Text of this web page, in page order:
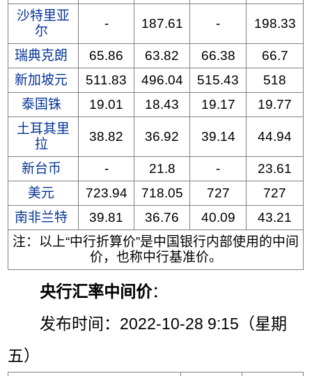
沙特里亚
尔
- 187.61 - 198.33
瑞典克朗 65.86 63.82 66.38
66.7
新加坡元
511.83 496.04 515.43
518
泰国铢
19.01 18.43 19.17
19.77
土耳其里
拉
38.82 36.92 39.14 44.94
新台币 - 21.8 -
23.61
美元
723.94 718.05 727
727
南非兰特
39.81 36.76 40.09
43.21
注：以上“中行折算价”是中国银行内部使用的中间
价，也称中行基准价。
央行汇率中间价：
发布时间：2022-10-28 9:15（星期
五）